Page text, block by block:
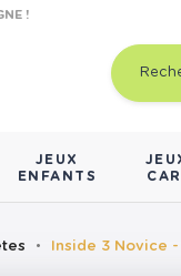
!
JEUX
ENFANTS
Inside 3 Novice